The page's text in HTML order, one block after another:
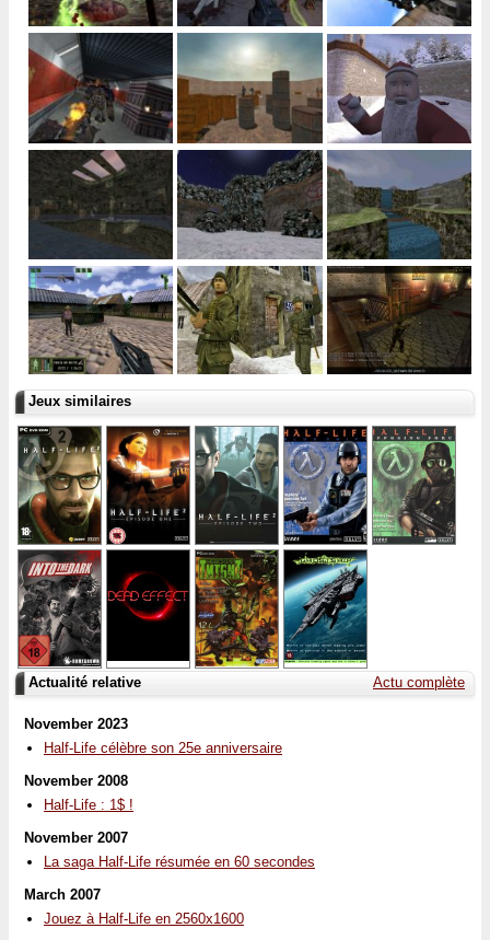
Jeux similaires
Actu complète
Actualité relative
November 2023
Half-Life célèbre son 25e anniversaire
November 2008
Half-Life : 1$ !
November 2007
La saga Half-Life résumée en 60 secondes
March 2007
Jouez à Half-Life en 2560x1600